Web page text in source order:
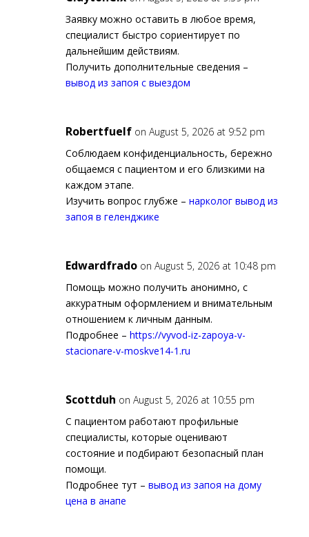
Заявку можно оставить в любое время,
специалист быстро сориентирует по
дальнейшим действиям.
Получить дополнительные сведения –
вывод из запоя с выездом
Robertfuelf on August 5, 2026 at 9:52 pm
Соблюдаем конфиденциальность, бережно
общаемся с пациентом и его близкими на
каждом этапе.
Изучить вопрос глубже – нарколог вывод из
запоя в геленджике
Edwardfrado on August 5, 2026 at 10:48 pm
Помощь можно получить анонимно, с
аккуратным оформлением и внимательным
отношением к личным данным.
Подробнее – https://vyvod-iz-zapoya-v-
stacionare-v-moskve14-1.ru
Scottduh on August 5, 2026 at 10:55 pm
С пациентом работают профильные
специалисты, которые оценивают
состояние и подбирают безопасный план
помощи.
Подробнее тут – вывод из запоя на дому
цена в анапе